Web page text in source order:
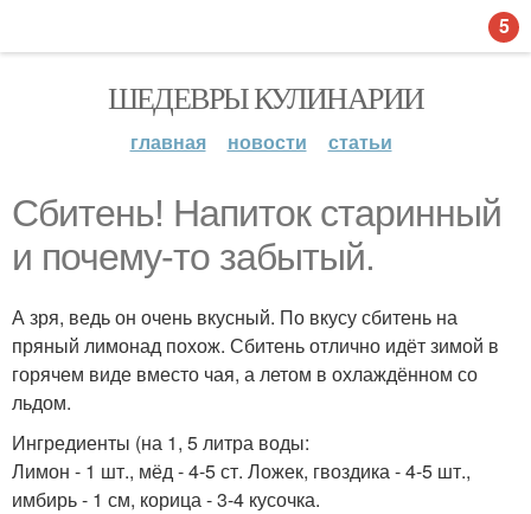
ШЕДЕВРЫ КУЛИНАРИИ
главная новости статьи
Сбитень! Напиток старинный
и почему-то забытый.
А зря, ведь он очень вкусный. По вкусу сбитень на
пряный лимонад похож. Сбитень отлично идёт зимой в
горячем виде вместо чая, а летом в охлаждённом со
льдом.
Ингредиенты (на 1, 5 литра воды:
Лимон - 1 шт., мёд - 4-5 ст. Ложек, гвоздика - 4-5 шт.,
имбирь - 1 см, корица - 3-4 кусочка.
5